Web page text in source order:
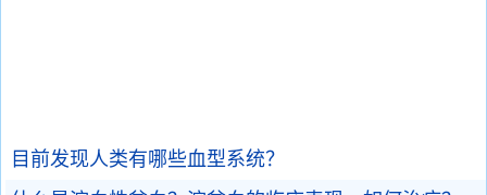
目前发现人类有哪些血型系统？